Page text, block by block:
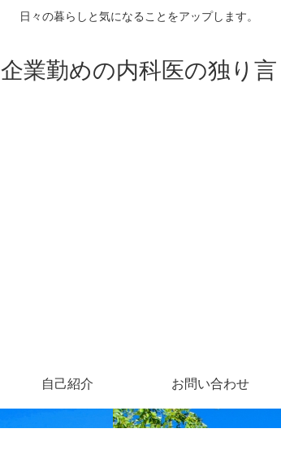
日々の暮らしと気になることをアップします。
企業勤めの内科医の独り言
自己紹介 お問い合わせ